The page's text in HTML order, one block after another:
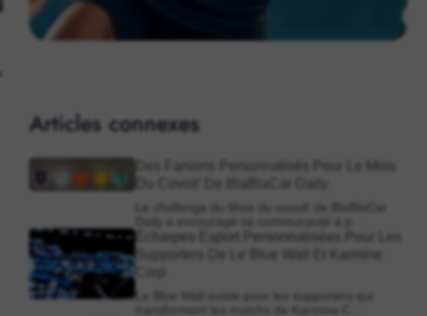
Articles connexes
Écharpes Esport Personnalisées Pour Les
Supporters De Le Blue Wall Et Karmine
Le Blue Wall existe pour les supporters qui